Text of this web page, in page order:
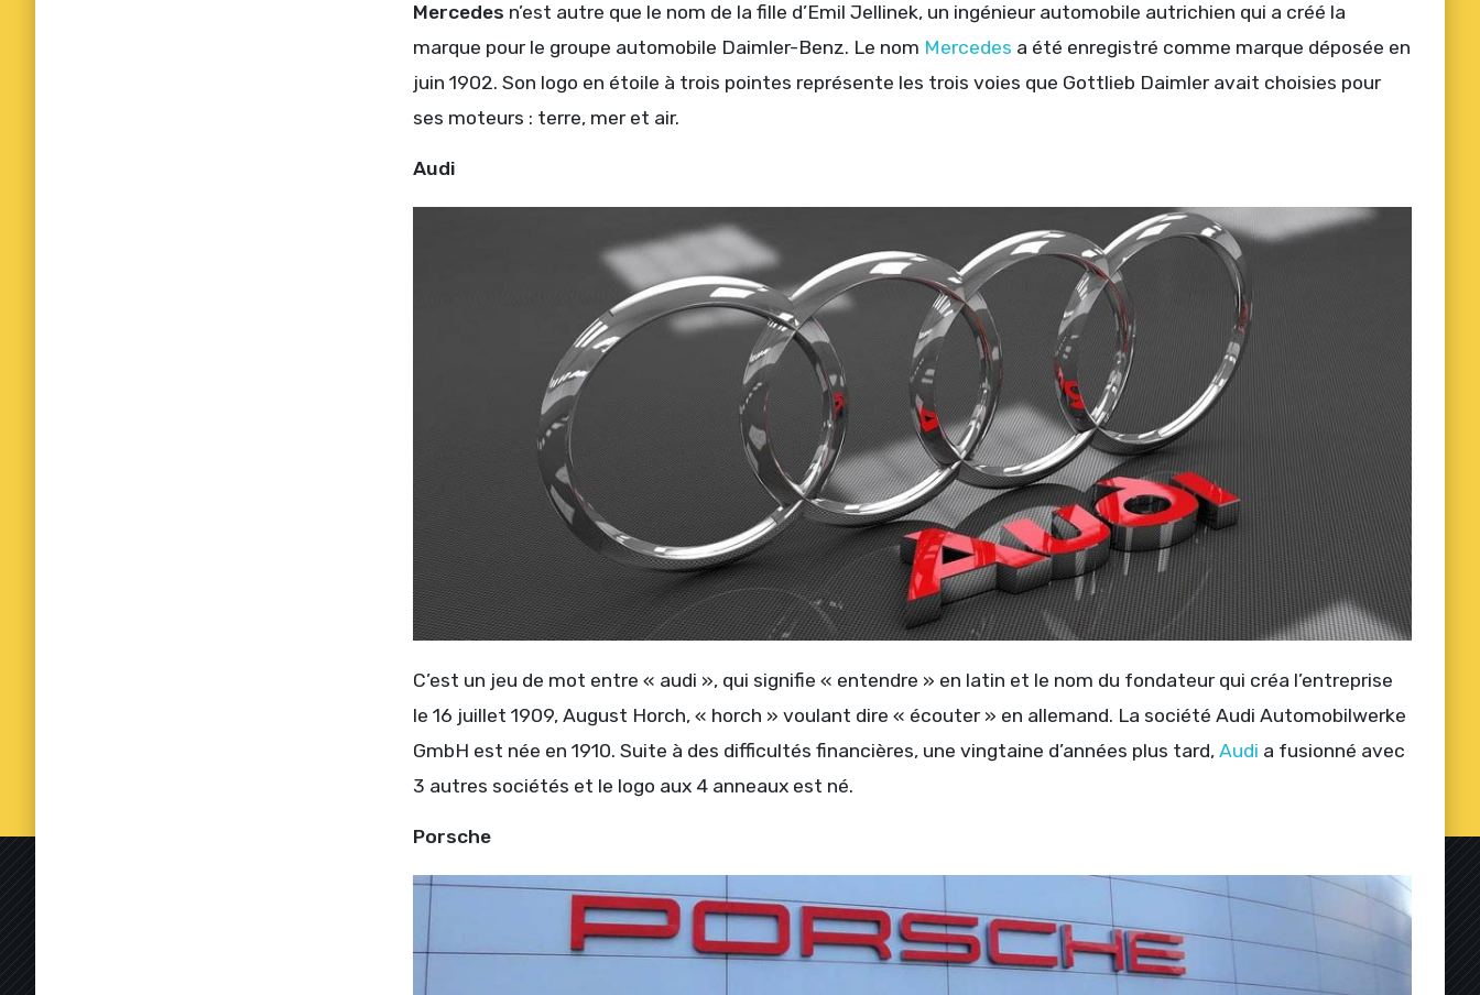
Mercedes n’est autre que le nom de la fille d’Emil Jellinek, un ingénieur automobile autrichien qui a créé la
marque pour le groupe automobile Daimler-Benz. Le nom Mercedes a été enregistré comme marque déposée en
juin 1902. Son logo en étoile à trois pointes représente les trois voies que Gottlieb Daimler avait choisies pour
ses moteurs : terre, mer et air.
Audi
C’est un jeu de mot entre « audi », qui signifie « entendre » en latin et le nom du fondateur qui créa l’entreprise
le 16 juillet 1909, August Horch, « horch » voulant dire « écouter » en allemand. La société Audi Automobilwerke
GmbH est née en 1910. Suite à des difficultés financières, une vingtaine d’années plus tard, Audi a fusionné avec
3 autres sociétés et le logo aux 4 anneaux est né.
Porsche